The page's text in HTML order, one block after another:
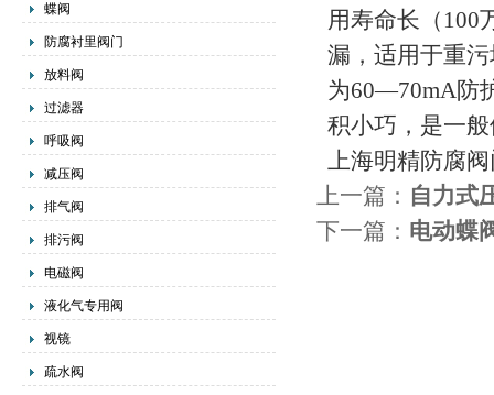
蝶阀
防腐衬里阀门
放料阀
过滤器
呼吸阀
减压阀
排气阀
排污阀
电磁阀
液化气专用阀
视镜
疏水阀
用寿命长（100
漏，适用于重
为60—70mA防
积小巧，是一
上海明精防腐
上一篇： 自力式
下一篇： 电动蝶